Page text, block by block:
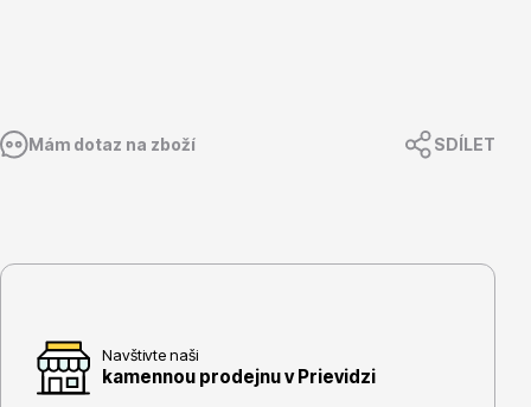
Květináče
Mám dotaz na zboží SDÍLET
Navštivte naši
kamennou prodejnu v Prievidzi